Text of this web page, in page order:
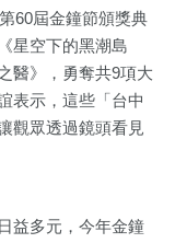
60屆金鐘節頒獎典
星空下的黑潮島
醫》，勇奪共9項大
表示，這些「台中
觀眾透過鏡頭看見
益多元，今年金鐘